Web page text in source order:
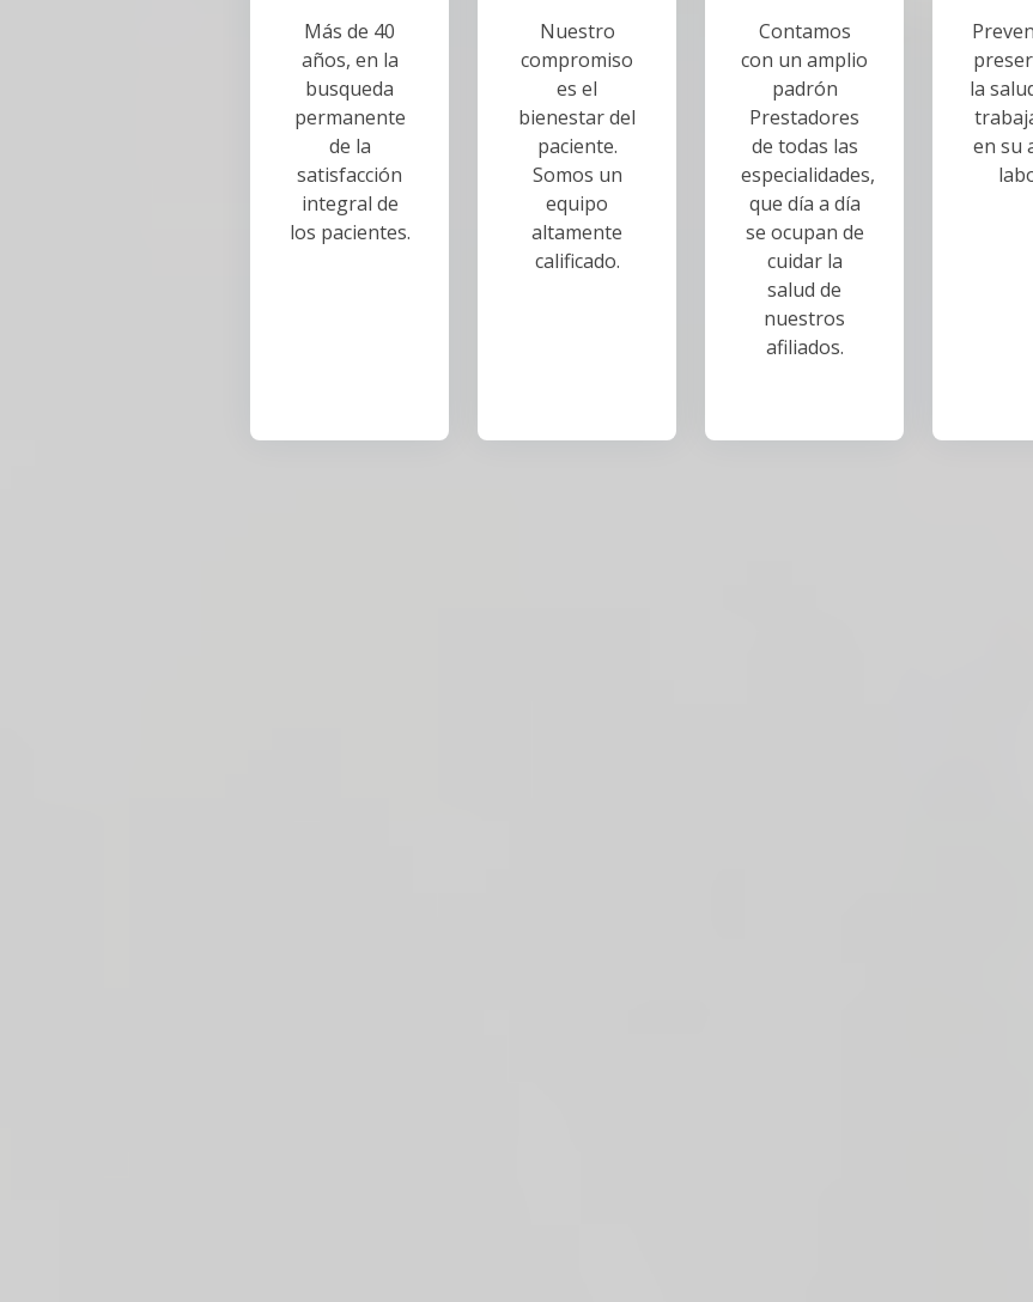
Más de 40
años, en la
busqueda
permanente
de la
satisfacción
integral de
los pacientes.
Nuestro
compromiso
es el
bienestar del
paciente.
Somos un
equipo
altamente
calificado.
Contamos
con un amplio
padrón
Prestadores
de todas las
especialidades,
que día a día
se ocupan de
cuidar la
salud de
nuestros
afiliados.
la
en su